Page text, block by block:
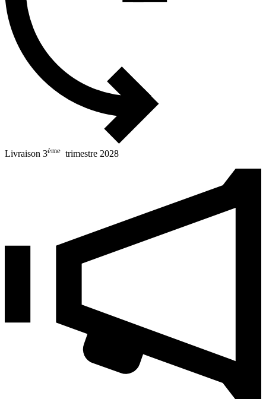
Livraison 3ème trimestre 2028